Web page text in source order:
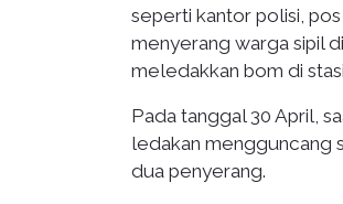
seperti kantor polisi,
menyerang warga sipil
meledakkan bom di
Pada tanggal 30 April,
ledakan mengguncang
dua penyerang.